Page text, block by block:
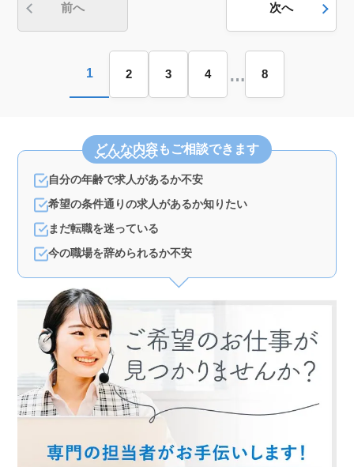
前へ 次へ
1 2 3 4 … 8
どんな内容もご相談できます
自分の年齢で求人があるか不安
希望の条件通りの求人があるか知りたい
まだ転職を迷っている
今の職場を辞められるか不安